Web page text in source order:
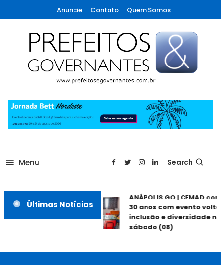
To
Content
Anuncie Contato Quem Somos
Prefeitos & Governantes
Menu Search
Últimas Notícias
ANÁPOLIS GO | CEMAD
30 anos com evento
inclusão e diversidade
sábado (08)